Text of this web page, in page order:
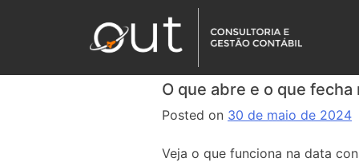
O que abre e o que
Posted on 30 de maio de 2024
Veja o que funciona na data